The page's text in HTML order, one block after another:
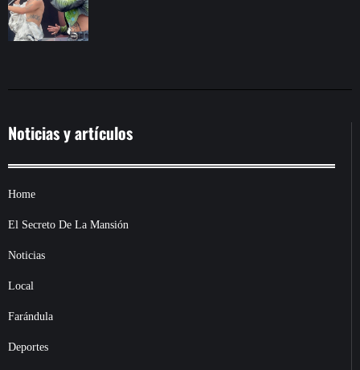
Noticias y artículos
Home
El Secreto De La Mansión
Noticias
Local
Farándula
Deportes